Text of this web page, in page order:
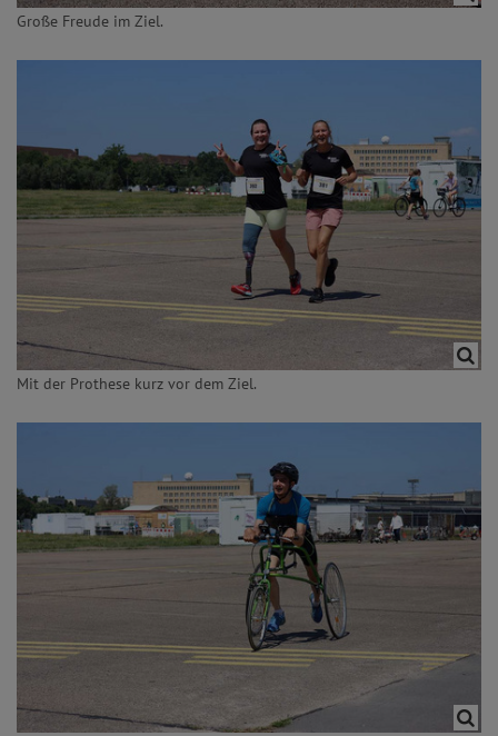
Große Freude im Ziel.
Mit der Prothese kurz vor dem Ziel.